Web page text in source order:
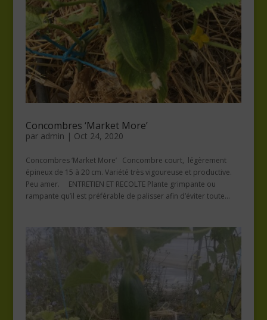
Concombres ‘Market More’
par admin | Oct 24, 2020
Concombres ‘Market More’ Concombre court, légèrement
épineux de 15 à 20 cm. Variété très vigoureuse et productive.
Peu amer. ENTRETIEN ET RECOLTE Plante grimpante ou
rampante qu’il est préférable de palisser afin d’éviter toute...